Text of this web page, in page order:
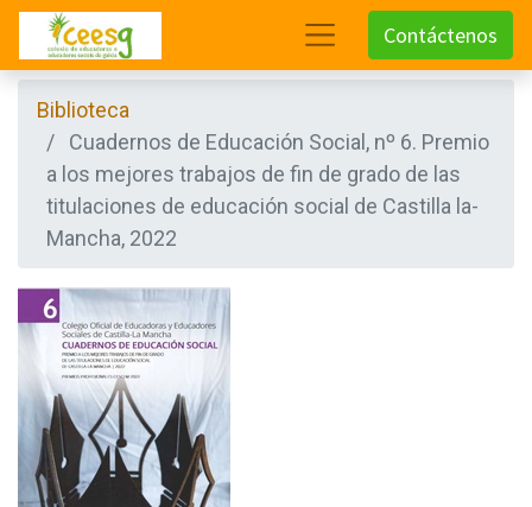
Contáctenos
Biblioteca
Cuadernos de Educación Social, nº 6. Premio
a los mejores trabajos de fin de grado de las
titulaciones de educación social de Castilla la-
Mancha, 2022